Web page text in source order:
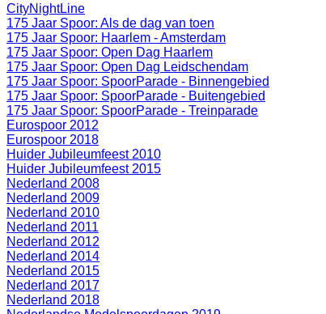
CityNightLine
175 Jaar Spoor: Als de dag van toen
175 Jaar Spoor: Haarlem - Amsterdam
175 Jaar Spoor: Open Dag Haarlem
175 Jaar Spoor: Open Dag Leidschendam
175 Jaar Spoor: SpoorParade - Binnengebied
175 Jaar Spoor: SpoorParade - Buitengebied
175 Jaar Spoor: SpoorParade - Treinparade
Eurospoor 2012
Eurospoor 2018
Huider Jubileumfeest 2010
Huider Jubileumfeest 2015
Nederland 2008
Nederland 2009
Nederland 2010
Nederland 2011
Nederland 2012
Nederland 2014
Nederland 2015
Nederland 2017
Nederland 2018